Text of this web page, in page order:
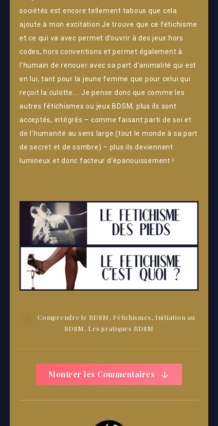
sociétés est encore tellement tabous que cela
ajoute à mon excitation Je trouve que ce fétichisme
et ce qui va avec permet d’ouvrir à des jeux hors
codes, hors conventions et permet également à
l’humain de renouer avec sa part d’animalité qui est
en lui, tant pour la jeune femme que pour celui qui
reçoit la culotte…. Je pense donc que comme les
autres fétichismes ou jeux BDSM, plus ils sont
acceptés, intégrés – comme faisant parti de soi et
de l’humanité au sens large (tout le monde à sa part
de secret et de sombre) – plus ils deviennent
lumineux et donc facteur d’épanouissement !
Comprendre le BDSM , Fétichismes, Initiation au
BDSM , Les pratiques BDSM
Montrer les Commentaires